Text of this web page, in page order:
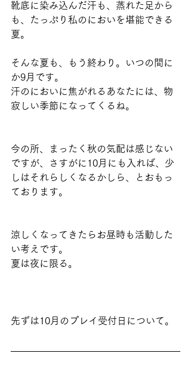
靴底に染み込んだ汗も、蒸れた足から
も、たっぷり私のにおいを堪能できる
夏。
そんな夏も、もう終わり。いつの間に
か9月です。
汗のにおいに焦がれるあなたには、物
寂しい季節になってくるね。
今の所、まったく秋の気配は感じない
ですが、さすがに10月にも入れば、少
しはそれらしくなるかしら、とおもっ
ております。
涼しくなってきたらお昼時も活動した
い考えです。
夏は夜に限る。
先ずは10月のプレイ受付日について。